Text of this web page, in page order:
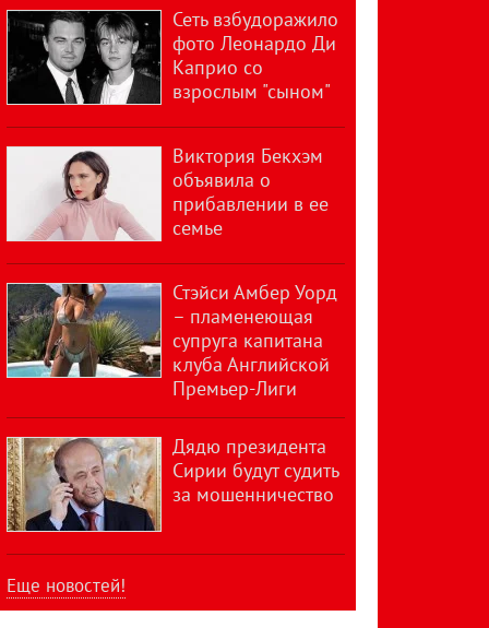
Сеть взбудоражило
фото Леонардо Ди
Каприо со
взрослым "сыном"
Виктория Бекхэм
объявила о
прибавлении в ее
семье
Стэйси Амбер Уорд
– пламенеющая
супруга капитана
клуба Английской
Премьер-Лиги
Дядю президента
Сирии будут судить
за мошенничество
Еще новостей!